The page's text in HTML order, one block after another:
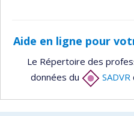
Aide en ligne pour
Le Répertoire des
données du
SADVR